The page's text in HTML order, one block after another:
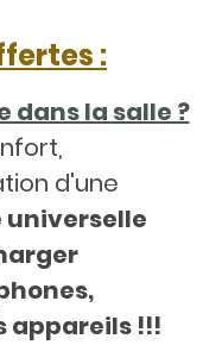
:
dans la salle ?
d'une
appareils !!!